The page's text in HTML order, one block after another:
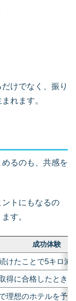
けでなく、振り
れます。
るのも、共感を
トにもなるの
す。
成功体験
けたことで5キロ減
得に合格したとき
理想のホテルを予